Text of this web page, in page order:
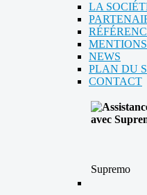
LA
NEWS
PLAN DU
CONTACT
Supremo